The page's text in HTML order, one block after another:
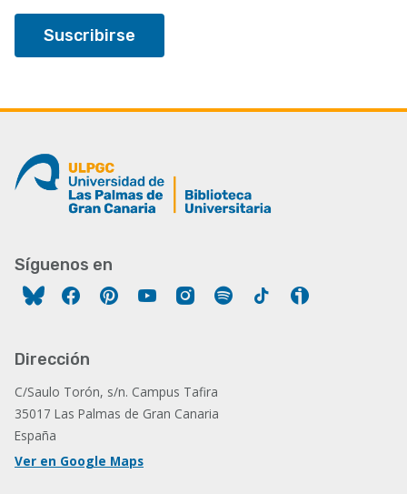
Síguenos en
FacebookPinterestYouTubeInstagram
Spotify Tiktok
Dirección
C/Saulo Torón, s/n. Campus Tafira
35017 Las Palmas de Gran Canaria
España
Ver en Google Maps